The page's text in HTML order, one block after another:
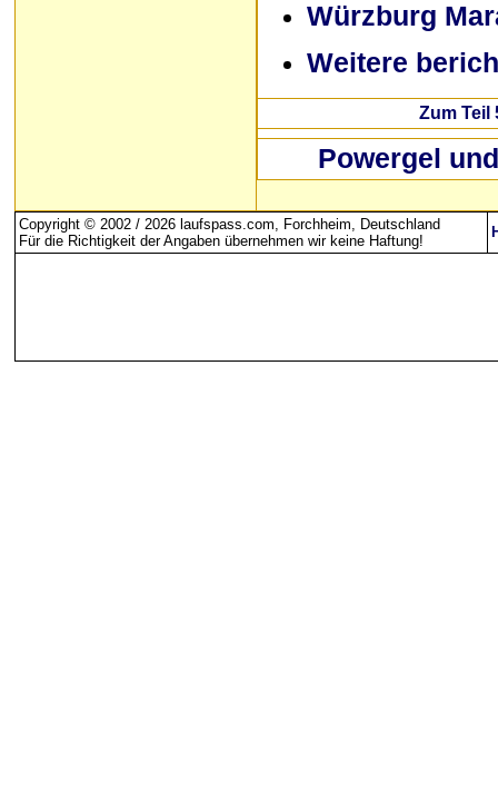
Würzburg
Weitere
Zum Teil
Powergel
Copyright © 2002 / 2026 laufspass.com, Forchheim, Deutschland
Für die Richtigkeit der Angaben übernehmen wir keine Haftung!